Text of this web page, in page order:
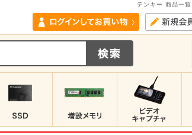
テンキー 商品一